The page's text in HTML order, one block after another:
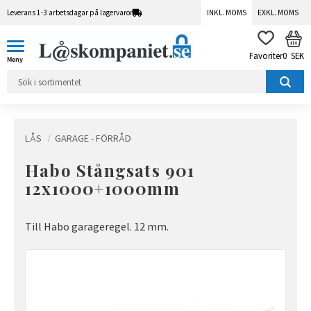
Leverans 1-3 arbetsdagar på lagervaror INKL. MOMS EXKL. MOMS
FAVORITER
0 SEK
LÅS GARAGE - FÖRRÅD
Habo Stångsats 901
12x1000+1000mm
Till Habo garageregel. 12 mm.